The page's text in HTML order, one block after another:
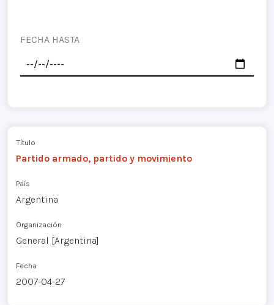
FECHA HASTA
Título
Partido armado, partido y movimiento
País
Argentina
Organización
General [Argentina]
Fecha
2007-04-27